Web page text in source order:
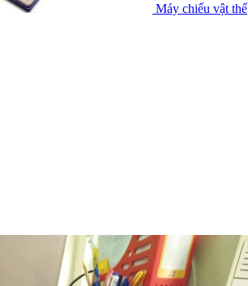
Máy chiếu vật thể